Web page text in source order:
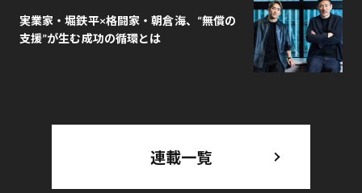
実業家・堀鉄平×格闘家・朝倉海、“無償の
支援”が生む成功の循環とは
連載一覧